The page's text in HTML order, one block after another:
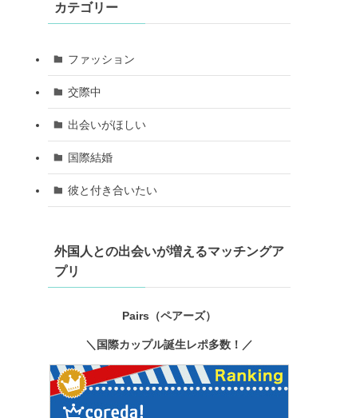
カテゴリー
ファッション
交際中
出会いがほしい
国際結婚
彼と付き合いたい
外国人との出会いが増えるマッチングア
プリ
Pairs（ペアーズ）
＼国際カップル誕生レポ多数！／